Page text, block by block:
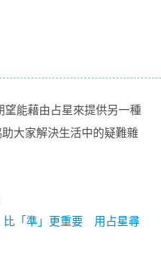
望能藉由占星來提供另一種
大家解決生活中的疑難雜
比「準」更重要 用占星尋